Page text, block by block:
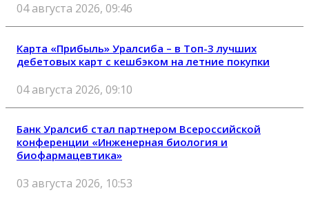
04 августа 2026, 09:46
Карта «Прибыль» Уралсиба – в Топ-3 лучших
дебетовых карт с кешбэком на летние покупки
04 августа 2026, 09:10
Банк Уралсиб стал партнером Всероссийской
конференции «Инженерная биология и
биофармацевтика»
03 августа 2026, 10:53